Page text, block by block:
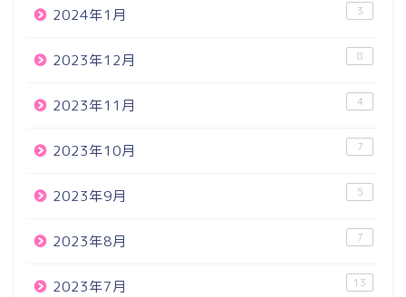
2024年1月 3
2023年12月 8
2023年11月 4
2023年10月 7
2023年9月 5
2023年8月 7
2023年7月 13